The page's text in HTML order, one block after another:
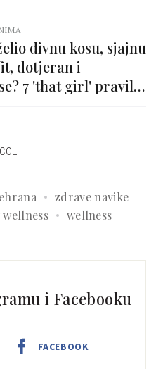
divnu kosu, sjajnu
dotjeran i
7 'that girl' pravila
zdrave navike
wellness
i Facebooku
FACEBOOK